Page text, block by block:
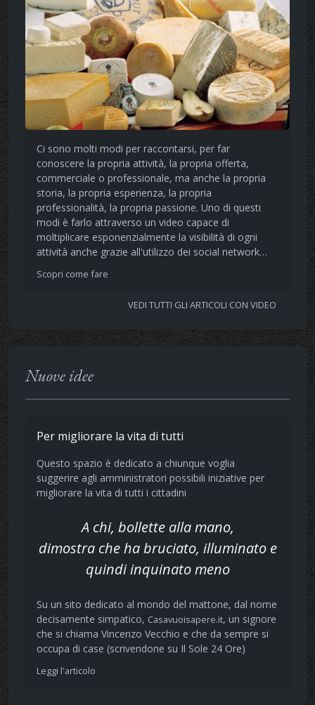
Ci sono molti modi per raccontarsi, per far
conoscere la propria attività, la propria offerta,
commerciale o professionale, ma anche la propria
storia, la propria esperienza, la propria
professionalità, la propria passione. Uno di questi
modi è farlo attraverso un video capace di
moltiplicare esponenzialmente la visibilità di ogni
attività anche grazie all'utilizzo dei social network…
Scopri come fare
VEDI TUTTI GLI ARTICOLI CON VIDEO
Nuove idee
Per migliorare la vita di tutti
Questo spazio è dedicato a chiunque voglia
suggerire agli amministratori possibili iniziative per
migliorare la vita di tutti i cittadini
A chi, bollette alla mano,
dimostra che ha bruciato, illuminato e
quindi inquinato meno
Su un sito dedicato al mondo del mattone, dal nome
decisamente simpatico, Casavuoisapere.it, un signore
che si chiama Vincenzo Vecchio e che da sempre si
occupa di case (scrivendone su Il Sole 24 Ore)
Leggi l'articolo